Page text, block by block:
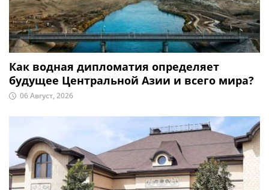
Как водная дипломатия определяет
будущее Центральной Азии и всего мира?
06 Август, 2026